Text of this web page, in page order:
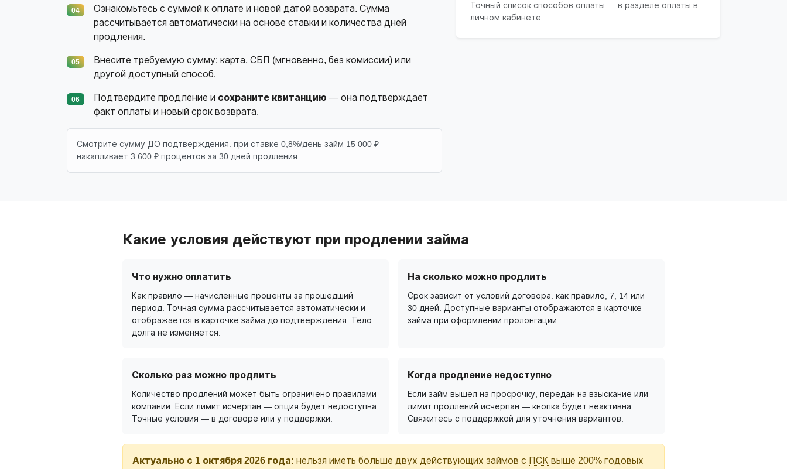
04
Ознакомьтесь с суммой к оплате и новой датой возврата. Сумма
рассчитывается автоматически на основе ставки и количества дней
продления.
05
Внесите требуемую сумму: карта, СБП (мгновенно, без комиссии) или
другой доступный способ.
06 Подтвердите продление и сохраните квитанцию — она подтверждает
факт оплаты и новый срок возврата.
Смотрите сумму ДО подтверждения: при ставке 0,8%/день займ 15 000 ₽
накапливает 3 600 ₽ процентов за 30 дней продления.
Точный список способов оплаты — в разделе оплаты в
личном кабинете.
Какие условия действуют при продлении займа
Что нужно оплатить
Как правило — начисленные проценты за прошедший
период. Точная сумма рассчитывается автоматически и
отображается в карточке займа до подтверждения. Тело
долга не изменяется.
На сколько можно продлить
Срок зависит от условий договора: как правило, 7, 14 или
30 дней. Доступные варианты отображаются в карточке
займа при оформлении пролонгации.
Сколько раз можно продлить
Количество продлений может быть ограничено правилами
компании. Если лимит исчерпан — опция будет недоступна.
Точные условия — в договоре или у поддержки.
Когда продление недоступно
Если займ вышел на просрочку, передан на взыскание или
лимит продлений исчерпан — кнопка будет неактивна.
Свяжитесь с поддержкой для уточнения вариантов.
Актуально с 1 октября 2026 года: нельзя иметь больше двух действующих займов с ПСК выше 200% годовых